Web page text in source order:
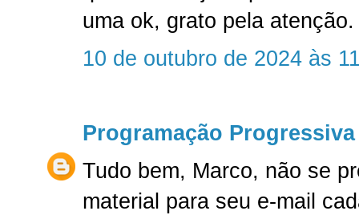
uma ok, grato pela atenção.
10 de outubro de 2024 às
Programação Progressiva
Tudo bem, Marco, não se
material para seu e-mail